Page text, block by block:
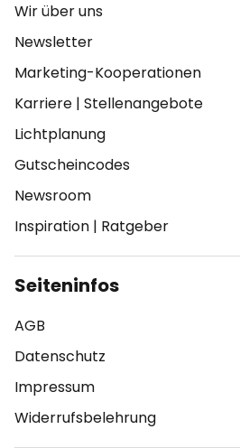
Wir über uns
Newsletter
Marketing-Kooperationen
Karriere | Stellenangebote
Lichtplanung
Gutscheincodes
Newsroom
Inspiration | Ratgeber
Seiteninfos
AGB
Datenschutz
Impressum
Widerrufsbelehrung